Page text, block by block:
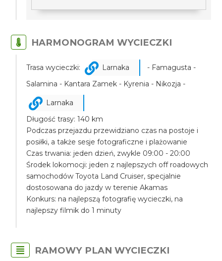
HARMONOGRAM WYCIECZKI
Trasa wycieczki: Larnaka
- Famagusta -
Salamina - Kantara Zamek - Kyrenia - Nikozja -
Larnaka
Długość trasy: 140 km
Podczas przejazdu przewidziano czas na postoje i
posiłki, a także sesje fotograficzne i plażowanie
Czas trwania: jeden dzień, zwykle 09:00 - 20:00
Środek lokomocji: jeden z najlepszych off roadowych
samochodów Toyota Land Cruiser, specjalnie
dostosowana do jazdy w terenie Akamas
Konkurs: na najlepszą fotografię wycieczki, na
najlepszy filmik do 1 minuty
RAMOWY PLAN WYCIECZKI